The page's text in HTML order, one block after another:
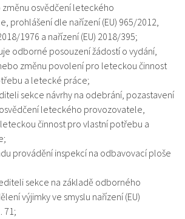
osvědčení leteckého
prohlášení dle nařízení (EU) 965/2012,
1976 a nařízení (EU) 2018/395;
odborné posouzení žádostí o vydání,
změnu povolení pro leteckou činnost
a letecké práce;
sekce návrhy na odebrání, pozastavení
leteckého provozovatele,
činnost pro vlastní potřebu a
provádění inspekcí na odbavovací ploše
sekce na základě odborného
výjimky ve smyslu nařízení (EU)
71;